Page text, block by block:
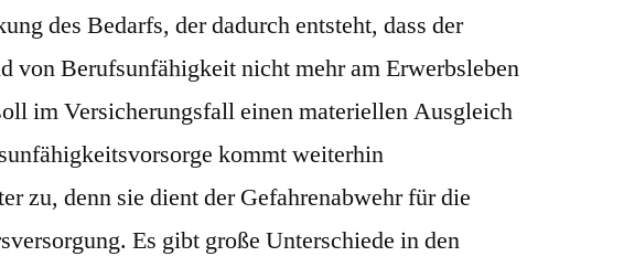
des Bedarfs, der dadurch entsteht, dass der
von Berufsunfähigkeit nicht mehr am Erwerbsleben
im Versicherungsfall einen materiellen Ausgleich
kommt weiterhin
zu, denn sie dient der Gefahrenabwehr für die
Es gibt große Unterschiede in den